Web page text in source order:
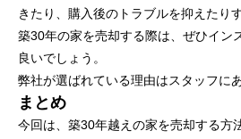
きたり、購入後のトラブルを抑えたり
築30年の家を売却する際は、ぜひイン
良いでしょう。
弊社が選ばれている理由はスタッフに
まとめ
今回は、築30年越えの家を売却する方